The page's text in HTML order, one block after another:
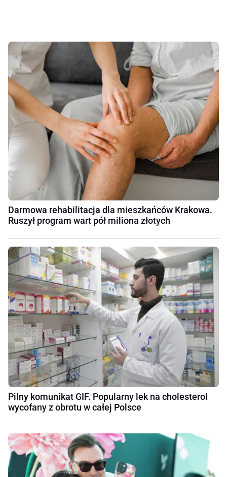
Darmowa rehabilitacja dla mieszkańców Krakowa.
Ruszył program wart pół miliona złotych
Pilny komunikat GIF. Popularny lek na cholesterol
wycofany z obrotu w całej Polsce